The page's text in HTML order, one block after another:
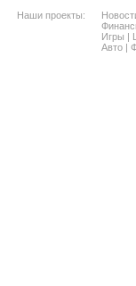
Наши проекты:
Игры |
Авто |